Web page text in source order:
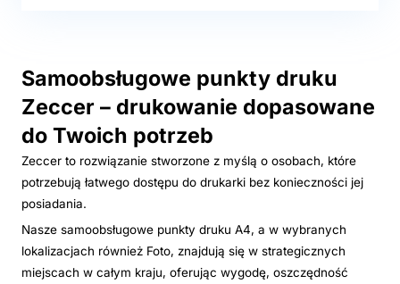
Samoobsługowe punkty druku
Zeccer – drukowanie dopasowane
do Twoich potrzeb
Zeccer to rozwiązanie stworzone z myślą o osobach, które
potrzebują łatwego dostępu do drukarki bez konieczności jej
posiadania.
Nasze samoobsługowe punkty druku A4, a w wybranych
lokalizacjach również Foto, znajdują się w strategicznych
miejscach w całym kraju, oferując wygodę, oszczędność